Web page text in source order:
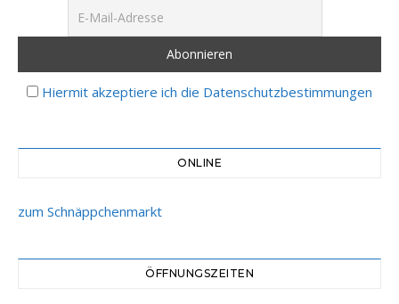
Hiermit akzeptiere ich die Datenschutzbestimmungen
ONLINE
zum Schnäppchenmarkt
ÖFFNUNGSZEITEN